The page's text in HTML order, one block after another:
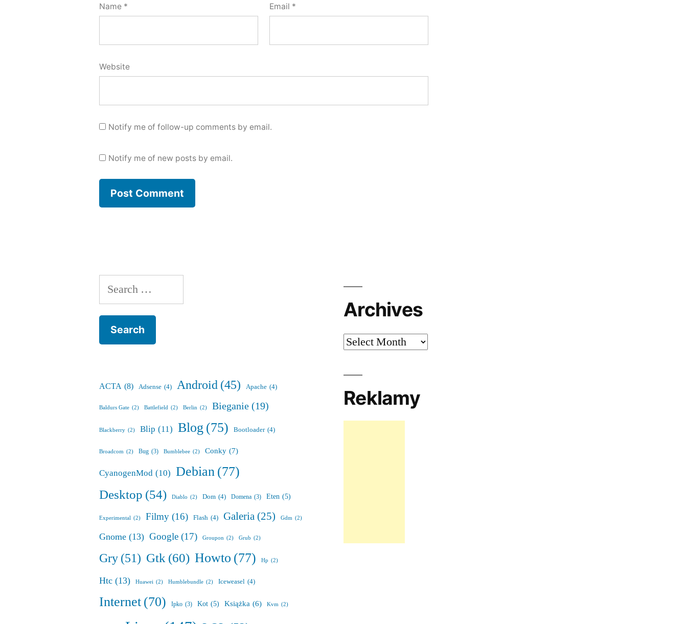
Name * Email *
Website
Notify me of follow-up comments by email.
Notify me of new posts by email.
Search
for:
Archives
Archives
ACTA (8) Adsense (4) Android (45) Apache (4)
Baldurs Gate (2) Battlefield (2) Berlin (2) Bieganie (19)
Blackberry (2) Blip (11) Blog(75) Bootloader (4)
Broadcom (2) Bug (3) Bumblebee (2) Conky (7)
CyanogenMod (10) Debian(77)
Desktop (54) Diablo (2) Dom (4) Domena (3) Eten (5)
Experimental (2) Filmy (16) Flash (4) Galeria (25) Gdm (2)
Gnome (13) Google (17) Groupon (2) Grub (2)
Gry(51) Gtk(60) Howto (77) Hp (2)
Htc (13) Huawei (2) Humblebundle (2) Iceweasel (4)
Internet(70) Ipko (3) Kot (5) Książka (6) Kvm (2)
Reklamy